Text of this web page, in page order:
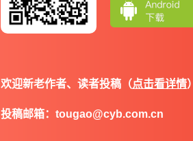
欢迎新老作者、读者投稿（点击看详情）
投稿邮箱：tougao@cyb.com.cn